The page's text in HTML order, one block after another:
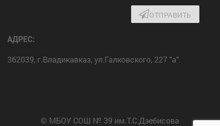
ОТПРАВИТЬ
АДРЕС:
362039, г.Владикавказ, ул.Галковского, 227 "а".
© МБОУ СОШ № 39 им.Т.С.Дзебисова